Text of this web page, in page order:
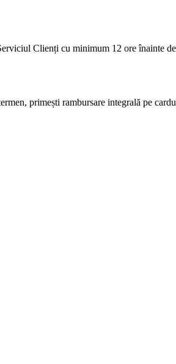
Clienți cu minimum 12 ore înainte
primești rambursare integrală pe